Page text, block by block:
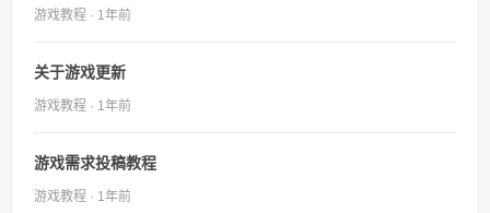
游戏教程 · 1年前
关于游戏更新
游戏教程 · 1年前
游戏需求投稿教程
游戏教程 · 1年前